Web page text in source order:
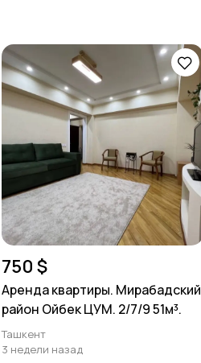
750 $
Аренда квартиры. Мирабадский
район Ойбек ЦУМ. 2/7/9 51м³.
Ташкент
3 недели назад